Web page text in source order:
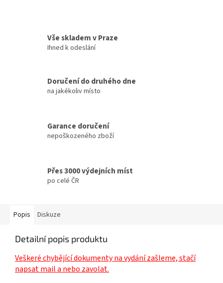
Vše skladem v Praze
Ihned k odeslání
Doručení do druhého dne
na jakékoliv místo
Garance doručení
nepoškozeného zboží
Přes 3000 výdejních míst
po celé ČR
Popis Diskuze
Detailní popis produktu
Veškeré chybějící dokumenty na vydání zašleme, stačí
napsat mail a nebo zavolat.